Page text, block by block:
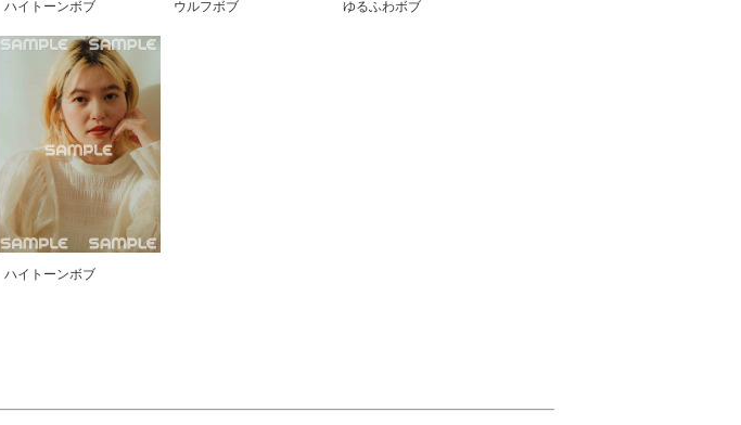
ハイトーンボブ ウルフボブ ゆるふわボブ
ハイトーンボブ